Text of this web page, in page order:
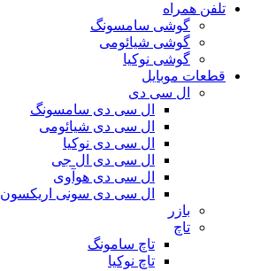
تلفن همراه
گوشی سامسونگ
گوشی شیائومی
گوشی نوکیا
قطعات موبایل
ال سی دی
ال سی دی سامسونگ
ال سی دی شیائومی
ال سی دی نوکیا
ال سی دی ال جی
ال سی دی هوآوی
ال سی دی سونی اریکسون
بازر
تاچ
تاچ سامونگ
تاچ نوکیا